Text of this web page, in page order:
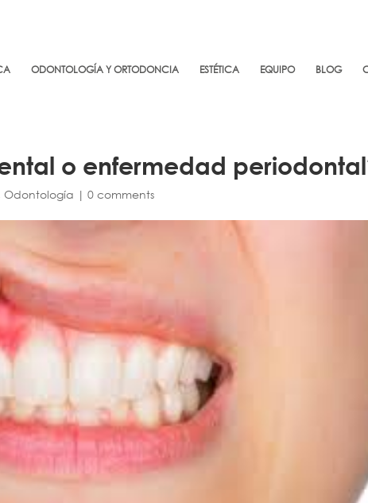
ODONTOLOGÍA Y ORTODONCIA ESTÉTICA EQUIPO BLOG
o enfermedad
Odontología |0 comments